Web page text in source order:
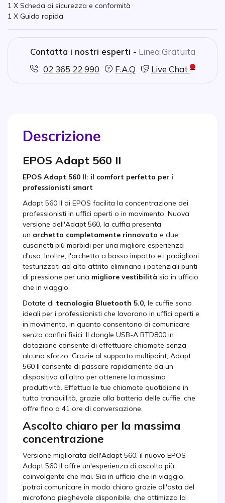
1 X Scheda di sicurezza e conformità
1 X Guida rapida
Contatta i nostri esperti - Linea Gratuita
02 365 22 990
F.A.Q Live Chat
Descrizione
EPOS Adapt 560 II
EPOS Adapt 560 II: il comfort perfetto per i
professionisti smart
Adapt 560 II di EPOS facilita la concentrazione dei
professionisti in uffici aperti o in movimento. Nuova
versione dell'Adapt 560, la cuffia presenta
un archetto completamente rinnovato e due
cuscinetti più morbidi per una migliore esperienza
d'uso. Inoltre, l'archetto a basso impatto e i padiglioni
testurizzati ad alto attrito eliminano i potenziali punti
di pressione per una migliore vestibilità sia in ufficio
che in viaggio.
Dotate di tecnologia Bluetooth 5.0, le cuffie sono
ideali per i professionisti che lavorano in uffici aperti e
in movimento, in quanto consentono di comunicare
senza confini fisici. Il dongle USB-A BTD800 in
dotazione consente di effettuare chiamate senza
alcuno sforzo. Grazie al supporto multipoint, Adapt
560 II consente di passare rapidamente da un
dispositivo all'altro per ottenere la massima
produttività. Effettua le tue chiamate quotidiane in
tutta tranquillità, grazie alla batteria delle cuffie, che
offre fino a 41 ore di conversazione.
Ascolto chiaro per la massima
concentrazione
Versione migliorata dell'Adapt 560, il nuovo EPOS
Adapt 560 II offre un'esperienza di ascolto più
coinvolgente che mai. Sia in ufficio che in viaggio,
potrai comunicare in modo chiaro grazie all'asta del
microfono pieghevole disponibile, che ottimizza la